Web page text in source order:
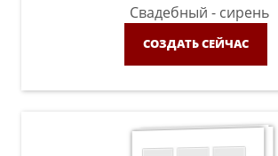
Свадебный - сирень
СОЗДАТЬ СЕЙЧАС